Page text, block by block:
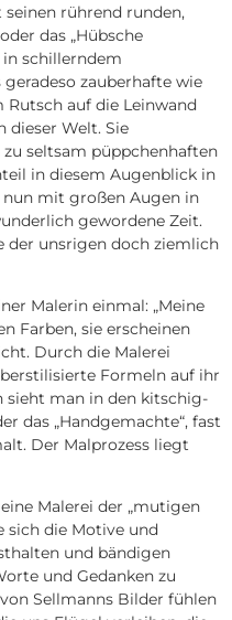
rührend runden,
das „Hübsche
schillerndem
zauberhafte wie
auf die Leinwand
dieser Welt. Sie
seltsam püppchenhaften
in diesem Augenblick in
nun mit großen Augen in
gewordene Zeit.
der unsrigen doch ziemlich
Malerin einmal: „Meine
Farben, sie erscheinen
Durch die Malerei
Formeln auf ihr
sieht man in den kitschig-
das „Handgemachte“, fast
Der Malprozess liegt
Malerei der „mutigen
sich die Motive und
und bändigen
und Gedanken zu
Sellmanns Bilder fühlen